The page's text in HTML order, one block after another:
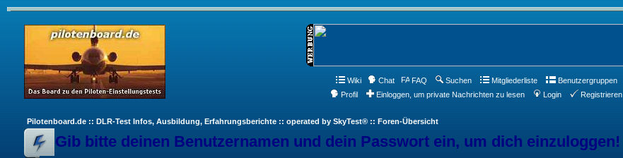
Wiki Chat FAQ Suchen Mitgliederliste
Benutzergruppen
Profil
Einloggen, um private Nachrichten zu lesen Login Registrieren
Pilotenboard.de :: DLR-Test Infos, Ausbildung, Erfahrungsberichte :: operated by SkyTest® :: Foren-Übersicht
Gib bitte deinen Benutzernamen und dein Passwort ein, um dich einzuloggen!